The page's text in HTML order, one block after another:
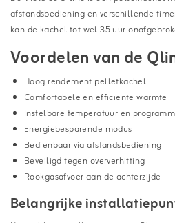
afstandsbediening en verschillende
kan de kachel tot wel 35 uur
Voordelen van de
Hoog rendement pelletkachel
Comfortabele en efficiënte warmte
Instelbare temperatuur en
Energiebesparende modus
Bedienbaar via afstandsbediening
Beveiligd tegen oververhitting
Rookgasafvoer aan de achterzijde
Belangrijke